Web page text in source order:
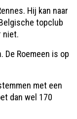
Hij kan naar
topclub
niet.
De Roemeen is op
met een
dan wel 170